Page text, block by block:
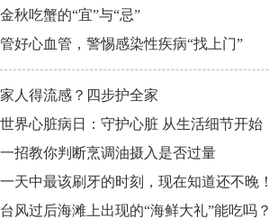
金秋吃蟹的“宜”与“忌”
管好心血管，警惕感染性疾病“找上门”
家人得流感？四步护全家
世界心脏病日：守护心脏 从生活细节开始
一招教你判断烹调油摄入是否过量
一天中最该刷牙的时刻，现在知道还不晚！
台风过后海滩上出现的“海鲜大礼”能吃吗？